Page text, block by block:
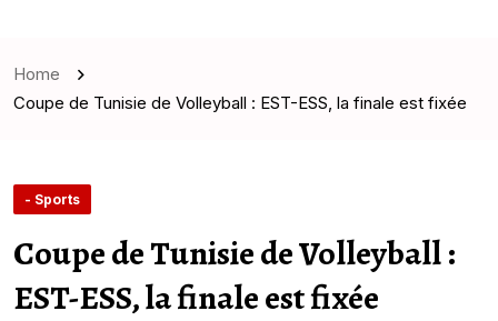
Home
Coupe de Tunisie de Volleyball : EST-ESS, la finale est fixée
- Sports
Coupe de Tunisie de Volleyball :
EST-ESS, la finale est fixée